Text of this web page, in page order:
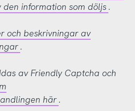
information som döljs .
och beskrivningar av
.
av Friendly Captcha och
här .